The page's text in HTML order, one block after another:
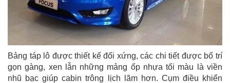
Bảng táp lô được thiết kế đối xứng, các chi tiết được bố trí
gọn gàng, xen lẫn những mảng ốp nhựa tối màu là viền
nhũ bạc giúp cabin trông lịch lãm hơn. Cụm điều khiển